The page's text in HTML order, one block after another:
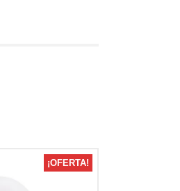
¡OFERTA!